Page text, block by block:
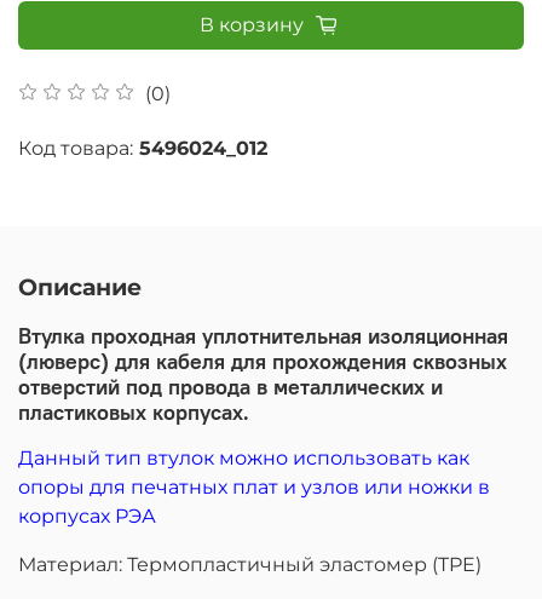
(0)
В корзину
Код товара: 5496024_012
Описание
Втулка проходная уплотнительная изоляционная
(люверс) для кабеля для прохождения сквозных
отверстий под провода в металлических и
пластиковых корпусах.
Данный тип втулок можно использовать как
опоры для печатных плат и узлов или ножки в
корпусах РЭА
Материал: Термопластичный эластомер (TPE)